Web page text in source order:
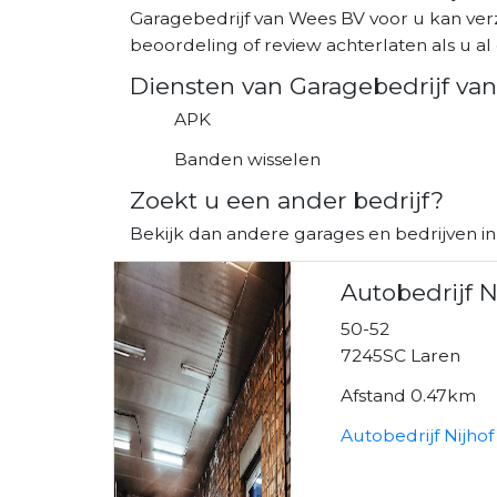
Garagebedrijf van Wees BV voor u kan
beoordeling of review achterlaten als u
Diensten van Garagebedrijf
APK
Banden wisselen
Zoekt u een ander bedrijf?
Bekijk dan andere garages en bedrijven
Autobedrijf
50-52
7245SC Laren
Afstand 0.47km
Autobedrijf